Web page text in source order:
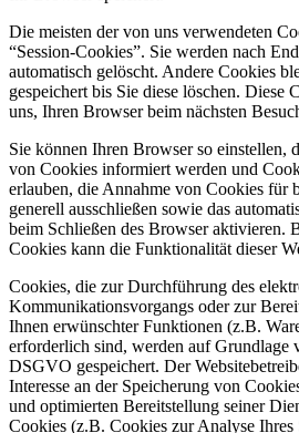
Die meisten der von uns verwendeten
“Session-Cookies”. Sie werden nach
automatisch gelöscht. Andere Cookies
gespeichert bis Sie diese löschen. Diese
uns, Ihren Browser beim nächsten
Sie können Ihren Browser so einstellen,
von Cookies informiert werden und
erlauben, die Annahme von Cookies für
generell ausschließen sowie das
beim Schließen des Browser aktivieren.
Cookies kann die Funktionalität dieser
Cookies, die zur Durchführung des
Kommunikationsvorgangs oder zur
Ihnen erwünschter Funktionen (z.B.
erforderlich sind, werden auf
DSGVO gespeichert. Der
Interesse an der Speicherung von
und optimierten Bereitstellung seiner
Cookies (z.B. Cookies zur Analyse Ihres